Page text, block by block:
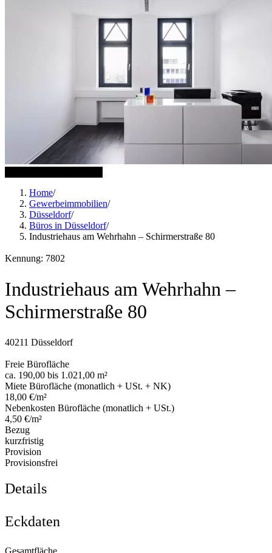
Home/
Gewerbeimmobilien/
Düsseldorf/
Büros in Düsseldorf/
Industriehaus am Wehrhahn – Schirmerstraße 80
Kennung: 7802
Industriehaus am Wehrhahn –
Schirmerstraße 80
40211 Düsseldorf
Freie Bürofläche
ca. 190,00 bis 1.021,00 m²
Miete Bürofläche (monatlich + USt. + NK)
18,00 €/m²
Nebenkosten Bürofläche (monatlich + USt.)
4,50 €/m²
Bezug
kurzfristig
Provision
Provisionsfrei
Details
Eckdaten